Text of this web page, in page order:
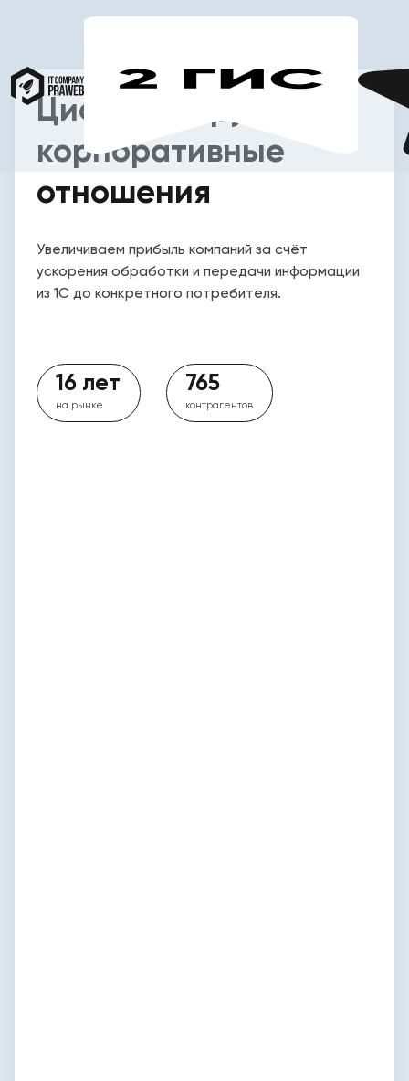
Цифровизируем
корпоративные
отношения
Увеличиваем прибыль компаний за счёт
ускорения обработки и передачи информации
из 1С до конкретного потребителя.
16 лет
на рынке
765
контрагентов